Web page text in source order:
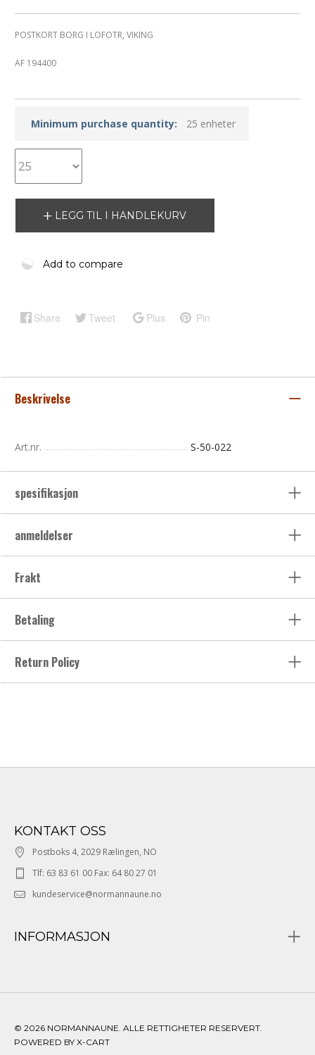
POSTKORT BORG I LOFOTR, VIKING
AF 194400
Minimum purchase quantity: 25 enheter
LEGG TIL I HANDLEKURV
Add to compare
Share Tweet Plus Pin
Beskrivelse
Art.nr. S-50-022
spesifikasjon
anmeldelser
Frakt
Betaling
Return Policy
KONTAKT OSS
Postboks 4, 2029 Rælingen, NO
Tlf: 63 83 61 00 Fax: 64 80 27 01
kundeservice@normannaune.no
INFORMASJON
© 2026 NORMANNAUNE. ALLE RETTIGHETER RESERVERT.
POWERED BY X-CART